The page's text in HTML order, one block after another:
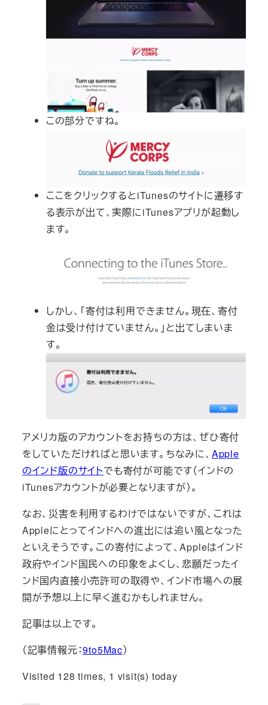
この部分ですね。
ここをクリックするとiTunesのサイトに遷移す
る表示が出て、実際にiTunesアプリが起動し
ます。
しかし、「寄付は利用できません。現在、寄付
金は受け付けていません。」と出てしまいま
す。
アメリカ版のアカウントをお持ちの方は、ぜひ寄付
をしていただければと思います。ちなみに、 Apple
のインド版のサイトでも寄付が可能です（インドの
iTunesアカウントが必要となりますが）。
なお、災害を利用するわけではないですが、これは
Appleにとってインドへの進出には追い風となった
といえそうです。この寄付によって、Appleはインド
政府やインド国民への印象をよくし、悲願だったイ
ンド国内直接小売許可の取得や、インド市場への展
開が予想以上に早く進むかもしれません。
記事は以上です。
（記事情報元：9to5Mac）
Visited 128 times, 1 visit(s) today